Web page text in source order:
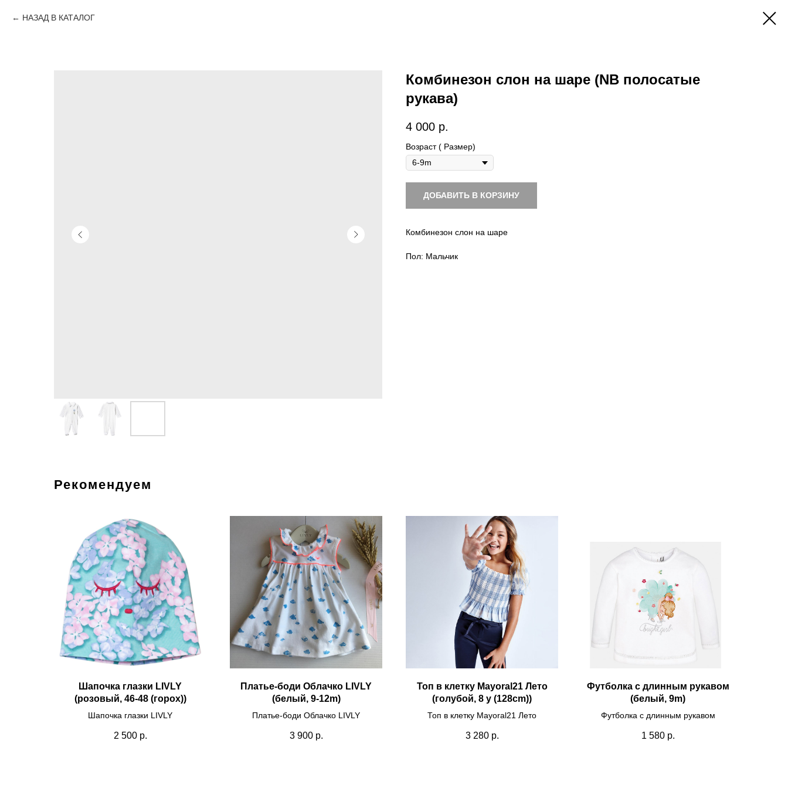
НАЗАД В КАТАЛОГ
Комбинезон слон на шаре (NB полосатые
рукава)
4 000 р.
Возраст ( Размер)
ДОБАВИТЬ В КОРЗИНУ
Комбинезон слон на шаре
Пол: Мальчик
Рекомендуем
Шапочка глазки LIVLY
(розовый, 46-48 (горох))
Шапочка глазки LIVLY
2 500 р.
Платье-боди Облачко LIVLY
(белый, 9-12m)
Платье-боди Облачко LIVLY
3 900 р.
Топ в клетку Mayoral21 Лето
(голубой, 8 y (128cm))
Топ в клетку Mayoral21 Лето
3 280 р.
Футболка с длинным рукавом
(белый, 9m)
Футболка с длинным рукавом
1 580 р.